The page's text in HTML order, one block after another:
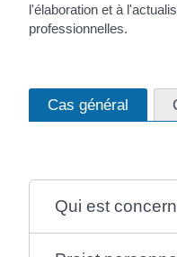
l'élaboration et à
professionnelles.
Cas général
Qui est